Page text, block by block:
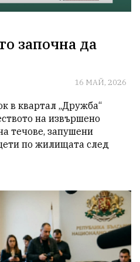
започна да
16 МАЙ, 2026
в квартал „Дружба“
на извършено
течове, запушени
по жилищата след